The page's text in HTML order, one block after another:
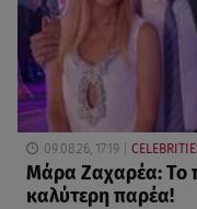
09.08.26, 17:19
Μάρα Ζαχαρέα: Το
καλύτερη παρέα!